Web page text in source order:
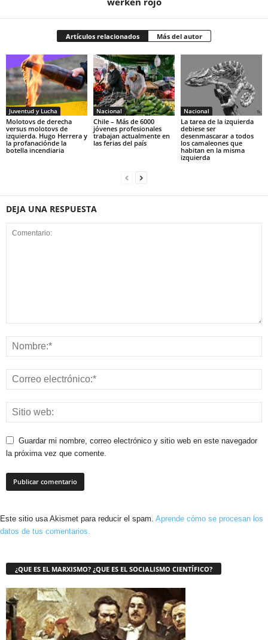
Artículos relacionados Más del autor
Juventud y Lucha
Molotovs de derecha
versus molotovs de
izquierda. Hugo Herrera y
la profanaciónde la
botella incendiaria
Nacional
Chile – Más de 6000
jóvenes profesionales
trabajan actualmente en
las ferias del país
Nacional
La tarea de la izquierda
debiese ser
desenmascarar a todos
los camaleones que
habitan en la misma
izquierda
DEJA UNA RESPUESTA
Guardar mi nombre, correo electrónico y sitio web en este navegador
la próxima vez que comente.
Este sitio usa Akismet para reducir el spam. Aprende cómo se procesan los
datos de tus comentarios.
¿QUE ES EL MARXISMO? ¿QUE ES EL SOCIALISMO CIENTÍFICO?